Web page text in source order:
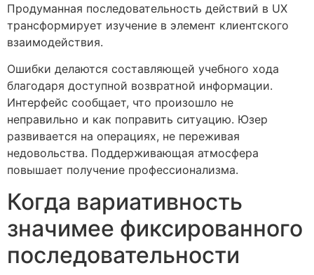
Продуманная последовательность действий в UX
трансформирует изучение в элемент клиентского
взаимодействия.
Ошибки делаются составляющей учебного хода
благодаря доступной возвратной информации.
Интерфейс сообщает, что произошло не
неправильно и как поправить ситуацию. Юзер
развивается на операциях, не переживая
недовольства. Поддерживающая атмосфера
повышает получение профессионализма.
Когда вариативность
значимее фиксированного
последовательности